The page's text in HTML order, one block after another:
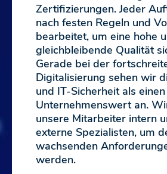
Zertifizierungen. Jeder
nach festen Regeln und
bearbeitet, um eine hohe
gleichbleibende Qualität
Gerade bei der
Digitalisierung sehen wir
und IT-Sicherheit als
Unternehmenswert an.
unsere Mitarbeiter intern
externe Spezialisten, um
wachsenden
werden.